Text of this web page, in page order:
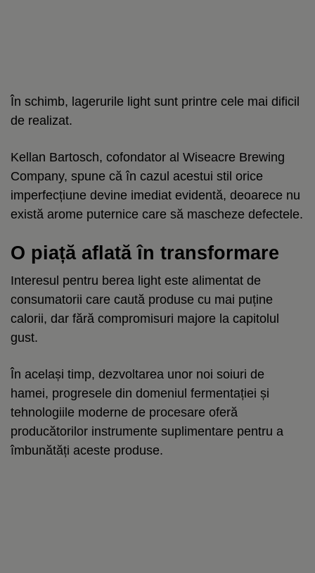
În schimb, lagerurile light sunt printre cele mai dificil
de realizat.
Kellan Bartosch, cofondator al Wiseacre Brewing
Company, spune că în cazul acestui stil orice
imperfecțiune devine imediat evidentă, deoarece nu
există arome puternice care să mascheze defectele.
O piață aflată în transformare
Interesul pentru berea light este alimentat de
consumatorii care caută produse cu mai puține
calorii, dar fără compromisuri majore la capitolul
gust.
În același timp, dezvoltarea unor noi soiuri de
hamei, progresele din domeniul fermentației și
tehnologiile moderne de procesare oferă
producătorilor instrumente suplimentare pentru a
îmbunătăți aceste produse.